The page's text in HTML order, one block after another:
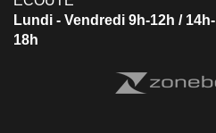
Lundi - Vendredi 9h-12h / 14h-
18h